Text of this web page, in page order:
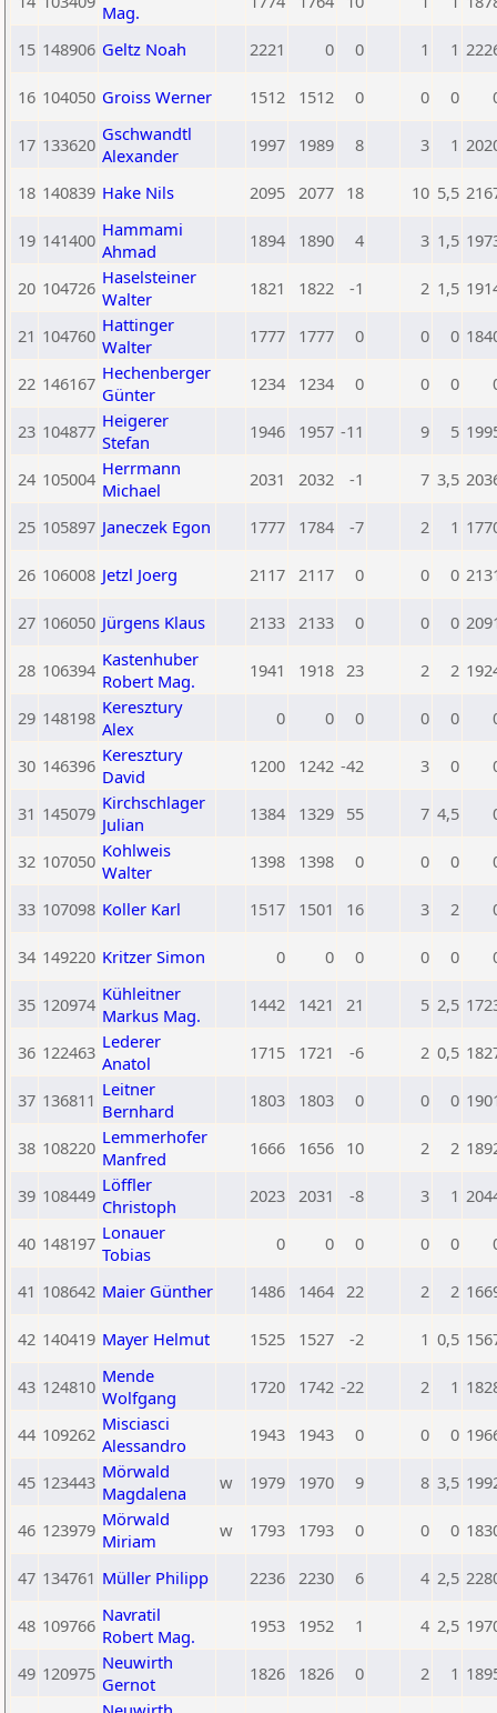
Mag.
15 148906 Geltz Noah 2221 0 0 1 1
16 104050 Groiss Werner 1512 1512 0 0 0
17 133620 Gschwandtl
Alexander
1997 1989 8 3 1
18 140839 Hake Nils 2095 2077 18 10 5,5
19 141400 Hammami
Ahmad
1894 1890 4 3 1,5
20 104726 Haselsteiner
Walter
1821 1822 -1 2 1,5
21 104760 Hattinger
Walter
1777 1777 0 0 0
22 146167 Hechenberger
Günter
1234 1234 0 0 0
23 104877 Heigerer
Stefan
1946 1957 -11 9 5
24 105004 Herrmann
Michael
2031 2032 -1 7 3,5
25 105897 Janeczek Egon 1777 1784 -7 2 1
26 106008 Jetzl Joerg 2117 2117 0 0 0
27 106050 Jürgens Klaus 2133 2133 0 0 0
28 106394 Kastenhuber
Robert Mag.
1941 1918 23 2 2
29 148198 Keresztury
Alex
0 0 0 0 0
30 146396 Keresztury
David
1200 1242 -42 3 0
31 145079 Kirchschlager
Julian
1384 1329 55 7 4,5
32 107050 Kohlweis
Walter
1398 1398 0 0 0
33 107098 Koller Karl 1517 1501 16 3 2
34 149220 Kritzer Simon 0 0 0 0 0
35 120974 Kühleitner
Markus Mag.
1442 1421 21 5 2,5
36 122463 Lederer
Anatol
1715 1721 -6 2 0,5
37 136811 Leitner
Bernhard
1803 1803 0 0 0
38 108220 Lemmerhofer
Manfred
1666 1656 10 2 2
39 108449 Löffler
Christoph
2023 2031 -8 3 1
40 148197 Lonauer
Tobias
0 0 0 0 0
41 108642 Maier Günther 1486 1464 22 2 2
42 140419 Mayer Helmut 1525 1527 -2 1 0,5
43 124810 Mende
Wolfgang
1720 1742 -22 2 1
44 109262 Misciasci
Alessandro
1943 1943 0 0 0
45 123443 Mörwald
Magdalena
w 1979 1970 9 8 3,5
46 123979 Mörwald
Miriam
w 1793 1793 0 0 0
47 134761 Müller Philipp 2236 2230 6 4 2,5
48 109766 Navratil
Robert Mag.
1953 1952 1 4 2,5
49 120975 Neuwirth
Gernot
1826 1826 0 2 1